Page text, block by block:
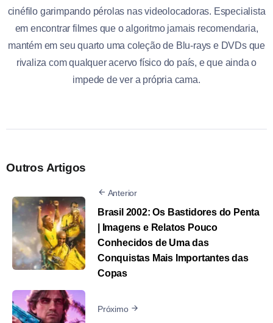
cinéfilo garimpando pérolas nas videolocadoras. Especialista
em encontrar filmes que o algoritmo jamais recomendaria,
mantém em seu quarto uma coleção de Blu-rays e DVDs que
rivaliza com qualquer acervo físico do país, e que ainda o
impede de ver a própria cama.
Outros Artigos
Anterior
Brasil 2002: Os Bastidores do Penta
| Imagens e Relatos Pouco
Conhecidos de Uma das
Conquistas Mais Importantes das
Copas
Próximo